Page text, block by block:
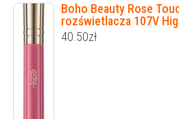
Boho Beauty Rose
rozświetlacza 107V
40.50zł